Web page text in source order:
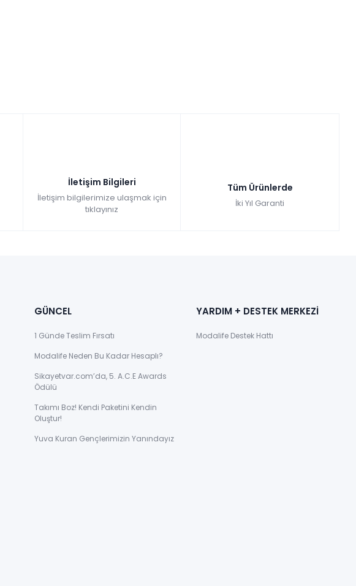
İletişim Bilgileri
İletişim bilgilerimize ulaşmak için
tıklayınız
Tüm Ürünlerde
İki Yıl Garanti
GÜNCEL
1 Günde Teslim Fırsatı
Modalife Neden Bu Kadar Hesaplı?
Sikayetvar.com’da, 5. A.C.E Awards
Ödülü
Takımı Boz! Kendi Paketini Kendin
Oluştur!
Yuva Kuran Gençlerimizin Yanındayız
YARDIM + DESTEK MERKEZİ
Modalife Destek Hattı